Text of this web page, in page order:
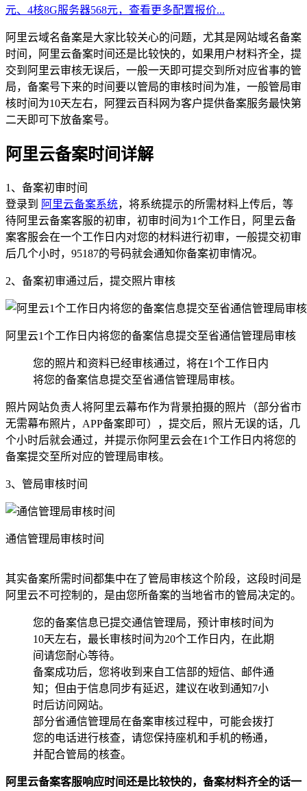
元、4核8G服务器568元，查看更多配置报价...
阿里云域名备案是大家比较关心的问题，尤其是网站域名备案
时间，阿里云备案时间还是比较快的，如果用户材料齐全，提
交到阿里云审核无误后，一般一天即可提交到所对应省事的管
局，备案号下来的时间要以管局的审核时间为准，一般管局审
核时间为10天左右，阿狸云百科网为客户提供备案服务最快第
二天即可下放备案号。
阿里云备案时间详解
1、备案初审时间
登录到
阿里云备案系统，将系统提示的所需材料上传后，等
待阿里云备案客服的初审，初审时间为1个工作日，阿里云备
案客服会在一个工作日内对您的材料进行初审，一般提交初审
后几个小时，95187的号码就会通知你备案初审情况。
2、备案初审通过后，提交照片审核
阿里云1个工作日内将您的备案信息提交至省通信管理局审核
您的照片和资料已经审核通过，将在1个工作日内
将您的备案信息提交至省通信管理局审核。
照片网站负责人将阿里云幕布作为背景拍摄的照片（部分省市
无需幕布照片，APP备案即可），提交后，照片无误的话，几
个小时后就会通过，并提示你阿里云会在1个工作日内将您的
备案提交至所对应的管理局审核。
3、管局审核时间
通信管理局审核时间
其实备案所需时间都集中在了管局审核这个阶段，这段时间是
阿里云不可控制的，是由您所备案的当地省市的管局决定的。
您的备案信息已提交通信管理局，预计审核时间为
10天左右，最长审核时间为20个工作日内，在此期
间请您耐心等待。
备案成功后，您将收到来自工信部的短信、邮件通
知；但由于信息同步有延迟，建议在收到通知7小
时后访问网站。
部分省通信管理局在备案审核过程中，可能会拨打
您的电话进行核查，请您保持座机和手机的畅通，
并配合管局的核查。
阿里云备案客服响应时间还是比较快的，备案材料齐全的话一